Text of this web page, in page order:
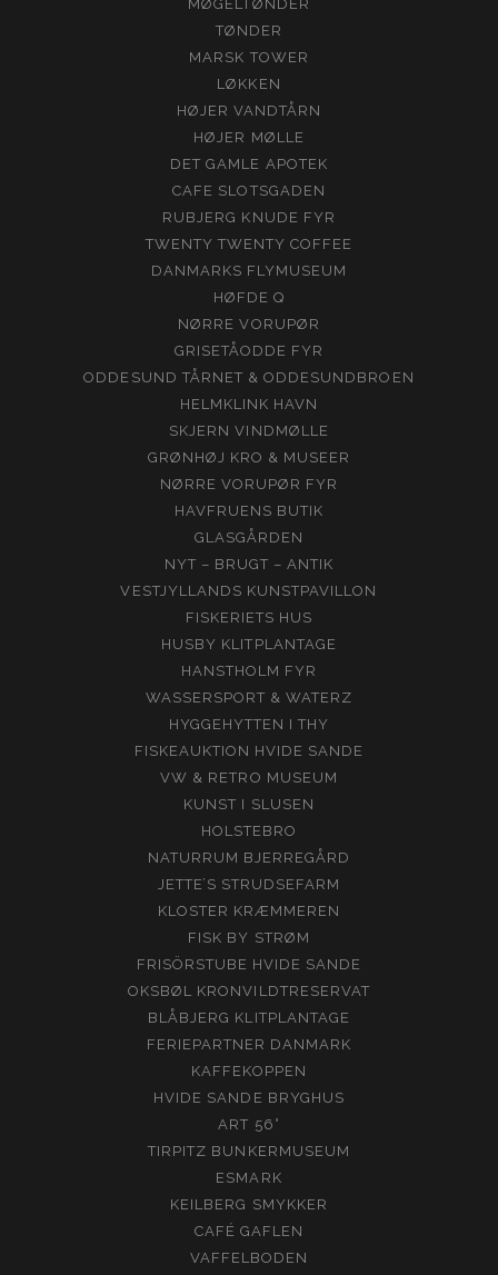
MØGELTØNDER
TØNDER
MARSK TOWER
LØKKEN
HØJER VANDTÅRN
HØJER MØLLE
DET GAMLE APOTEK
CAFE SLOTSGADEN
RUBJERG KNUDE FYR
TWENTY TWENTY COFFEE
DANMARKS FLYMUSEUM
HØFDE Q
NØRRE VORUPØR
GRISETÅODDE FYR
ODDESUND TÅRNET & ODDESUNDBROEN
HELMKLINK HAVN
SKJERN VINDMØLLE
GRØNHØJ KRO & MUSEER
NØRRE VORUPØR FYR
HAVFRUENS BUTIK
GLASGÅRDEN
NYT – BRUGT – ANTIK
VESTJYLLANDS KUNSTPAVILLON
FISKERIETS HUS
HUSBY KLITPLANTAGE
HANSTHOLM FYR
WASSERSPORT & WATERZ
HYGGEHYTTEN I THY
FISKEAUKTION HVIDE SANDE
VW & RETRO MUSEUM
KUNST I SLUSEN
HOLSTEBRO
NATURRUM BJERREGÅRD
JETTE’S STRUDSEFARM
KLOSTER KRÆMMEREN
FISK BY STRØM
FRISÖRSTUBE HVIDE SANDE
OKSBØL KRONVILDTRESERVAT
BLÅBJERG KLITPLANTAGE
FERIEPARTNER DANMARK
KAFFEKOPPEN
HVIDE SANDE BRYGHUS
ART 56°
TIRPITZ BUNKERMUSEUM
ESMARK
KEILBERG SMYKKER
CAFÉ GAFLEN
VAFFELBODEN